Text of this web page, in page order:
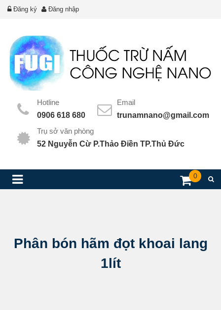
Đăng ký Đăng nhập
Hotline
0906 618 680
Email
trunamnano@gmail.com
Trụ sở văn phòng
52 Nguyễn Cừ P.Thảo Điền TP.Thủ Đức
0
Phân bón hãm đọt khoai lang
1lít